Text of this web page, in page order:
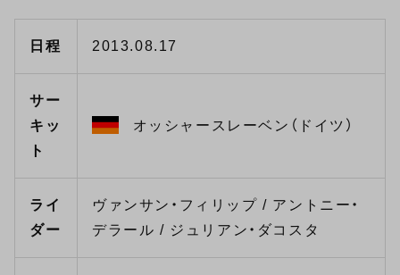
日程 2013.08.17
サー
キッ
ト
オッシャースレーベン（ドイツ）
ライ
ダー
ヴァンサン・フィリップ / アントニー・
デラール / ジュリアン・ダコスタ